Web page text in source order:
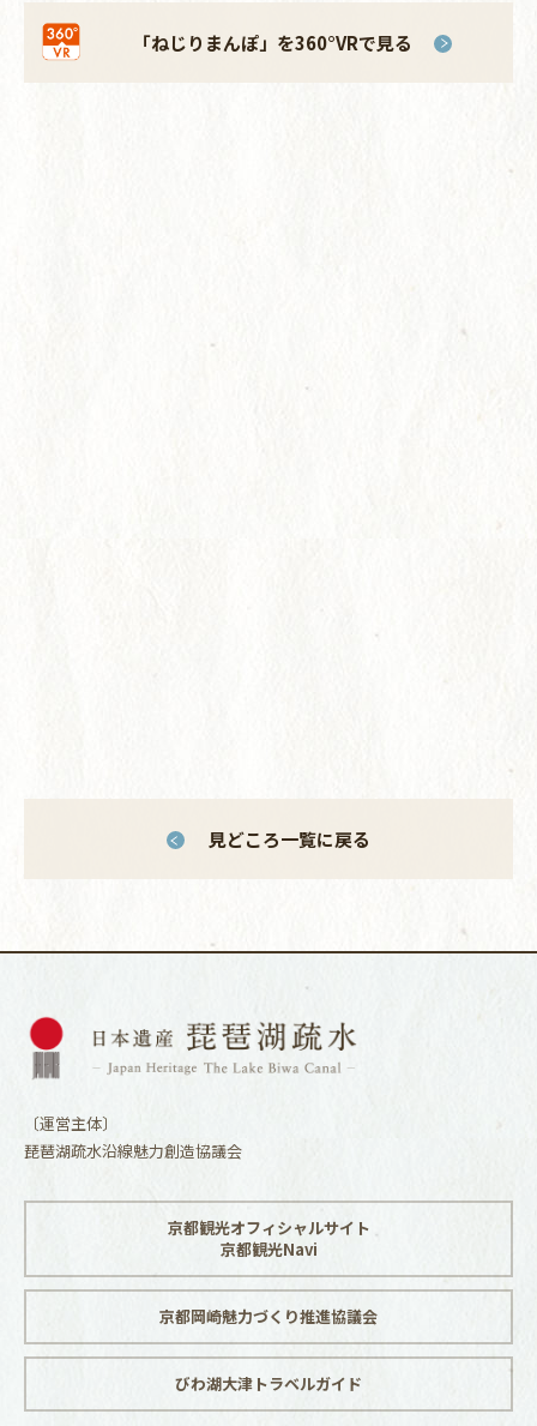
「ねじりまんぽ」を360°VRで見る
見どころ一覧に戻る
〔運営主体〕
琵琶湖疏水沿線魅力創造協議会
京都観光オフィシャルサイト
京都観光Navi
京都岡崎魅力づくり推進協議会
びわ湖大津トラベルガイド